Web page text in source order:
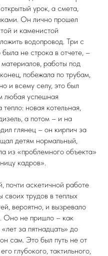
урок, а смета,
Он лично прошел
и каменистой
водопровод. Три с
не строка в отчете, –
работы под
побежала по трубам,
и всему селу, это был
любая успешная
новая котельная,
а потом – и на
глянец – он кирпич за
детям нормальный,
из «проблемного объекта»
кадров».
почти аскетичной работе
своих трудов в теплых
вероятно, и вызревало
Оно не пришло – как
за пятнадцать» до
сам. Это был путь не от
глубокого, тактильного,